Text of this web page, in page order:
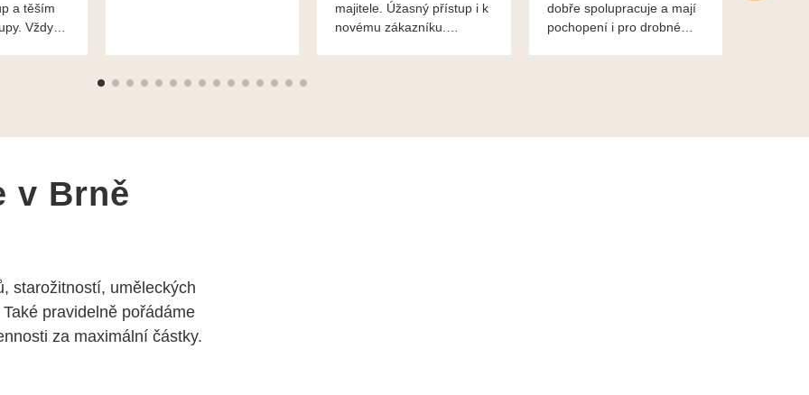
a těším
Vždy
majitele. Úžasný přístup i k
novému zákazníku.
dobře spolupracuje a mají
pochopení i pro drobné
v Brně
starožitností, uměleckých
pravidelně pořádáme
za maximální částky.